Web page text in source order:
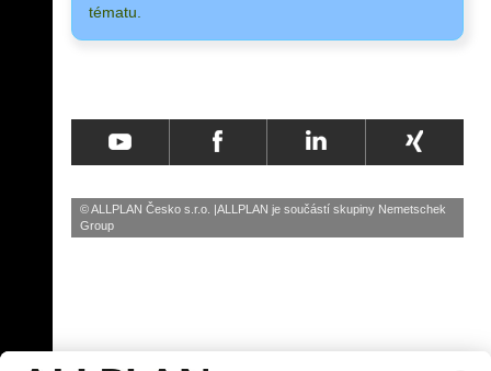
tématu.
© ALLPLAN Česko s.r.o. ALLPLAN je součástí skupiny Nemetschek
Group